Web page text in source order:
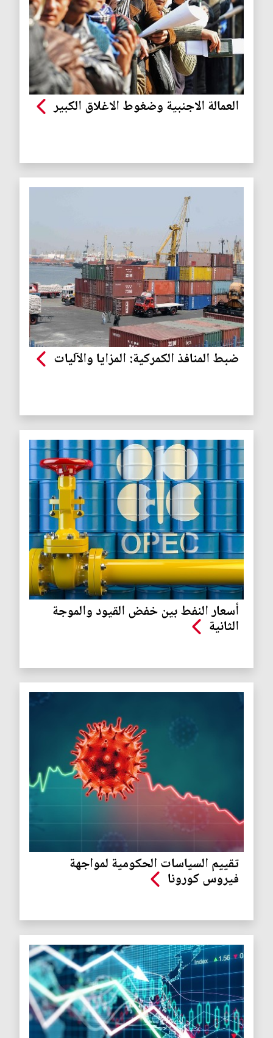
العمالة الاجنبية وضغوط الاغلاق الكبير
ضبط المنافذ الكمركية: المزايا والآليات
أسعار النفط بين خفض القيود والموجة
الثانية
تقييم السياسات الحكومية لمواجهة
فيروس كورونا